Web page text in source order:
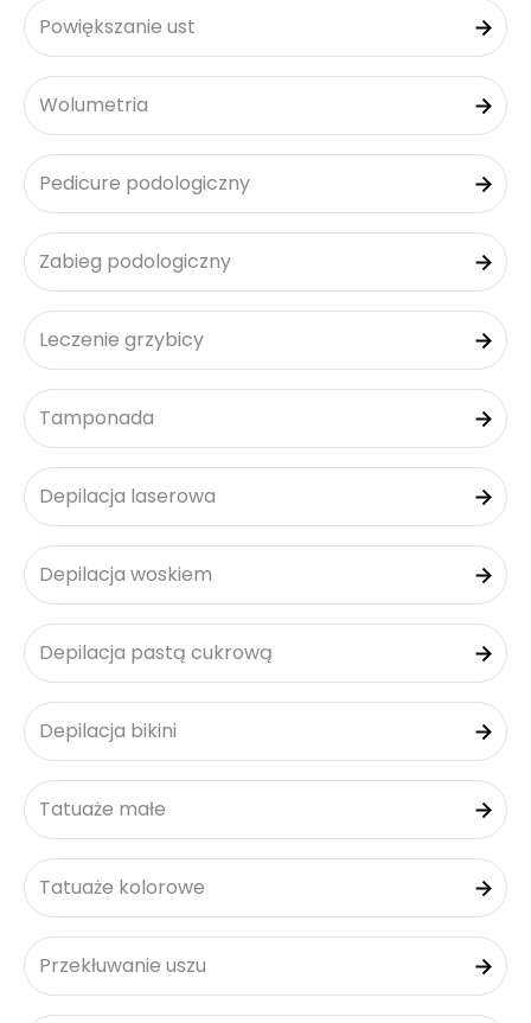
Powiększanie ust
Wolumetria
Pedicure podologiczny
Zabieg podologiczny
Leczenie grzybicy
Tamponada
Depilacja laserowa
Depilacja woskiem
Depilacja pastą cukrową
Depilacja bikini
Tatuaże małe
Tatuaże kolorowe
Przekłuwanie uszu